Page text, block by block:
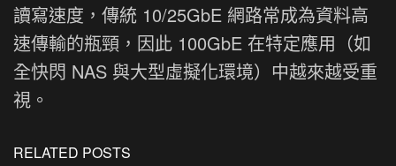
讀寫速度，傳統 10/25GbE 網路常成為資料高
速傳輸的瓶頸，因此 100GbE 在特定應用（如
全快閃 NAS 與大型虛擬化環境）中越來越受重
視。
RELATED POSTS